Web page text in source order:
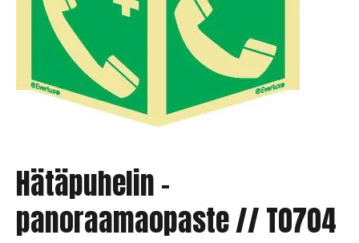
Hätäpuhelin -
panoraamaopaste // T0704